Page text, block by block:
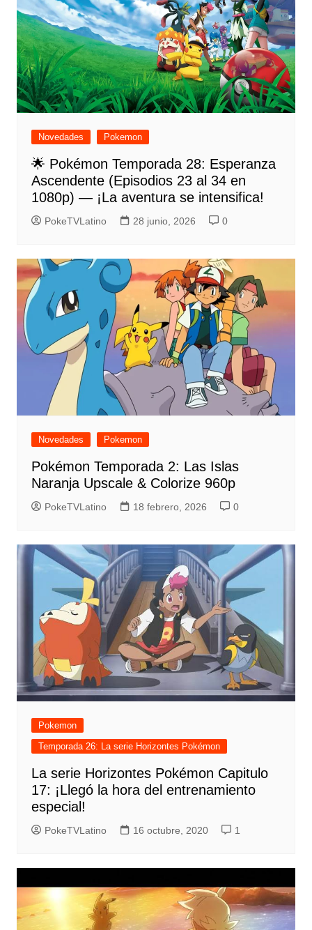
Novedades Pokemon
🌟 Pokémon Temporada 28: Esperanza
Ascendente (Episodios 23 al 34 en
1080p) — ¡La aventura se intensifica!
PokeTVLatino 28 junio, 2026 0
Novedades Pokemon
Pokémon Temporada 2: Las Islas
Naranja Upscale & Colorize 960p
PokeTVLatino 18 febrero, 2026 0
Pokemon
Temporada 26: La serie Horizontes Pokémon
La serie Horizontes Pokémon Capitulo
17: ¡Llegó la hora del entrenamiento
especial!
PokeTVLatino 16 octubre, 2020 1